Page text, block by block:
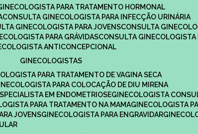
PARA TRATAMENTO HORMONAL
CONSULTA GINECOLOGISTA PARA INFECÇÃO URINÁRIA
GINECOLOGISTA PARA JOVENS
CONSULTA
PARA GRÁVIDAS
CONSULTA
ANTICONCEPCIONAL
GINECOLOGISTAS
PARA TRATAMENTO DE VAGINA SECA
GINECOLOGISTA PARA COLOCAÇÃO DE DIU MIRENA
EM ENDOMETRIOSE
GINECOLOGISTA
PARA TRATAMENTO NA MAMA
GINECOLOGISTA
JOVENS GINECOLOGISTA PARA ENGRAVIDAR